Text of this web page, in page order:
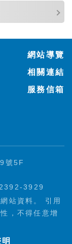
網站導覽
相關連結
服務信箱
號5F
3929
站資料。 引用
，不得任意增